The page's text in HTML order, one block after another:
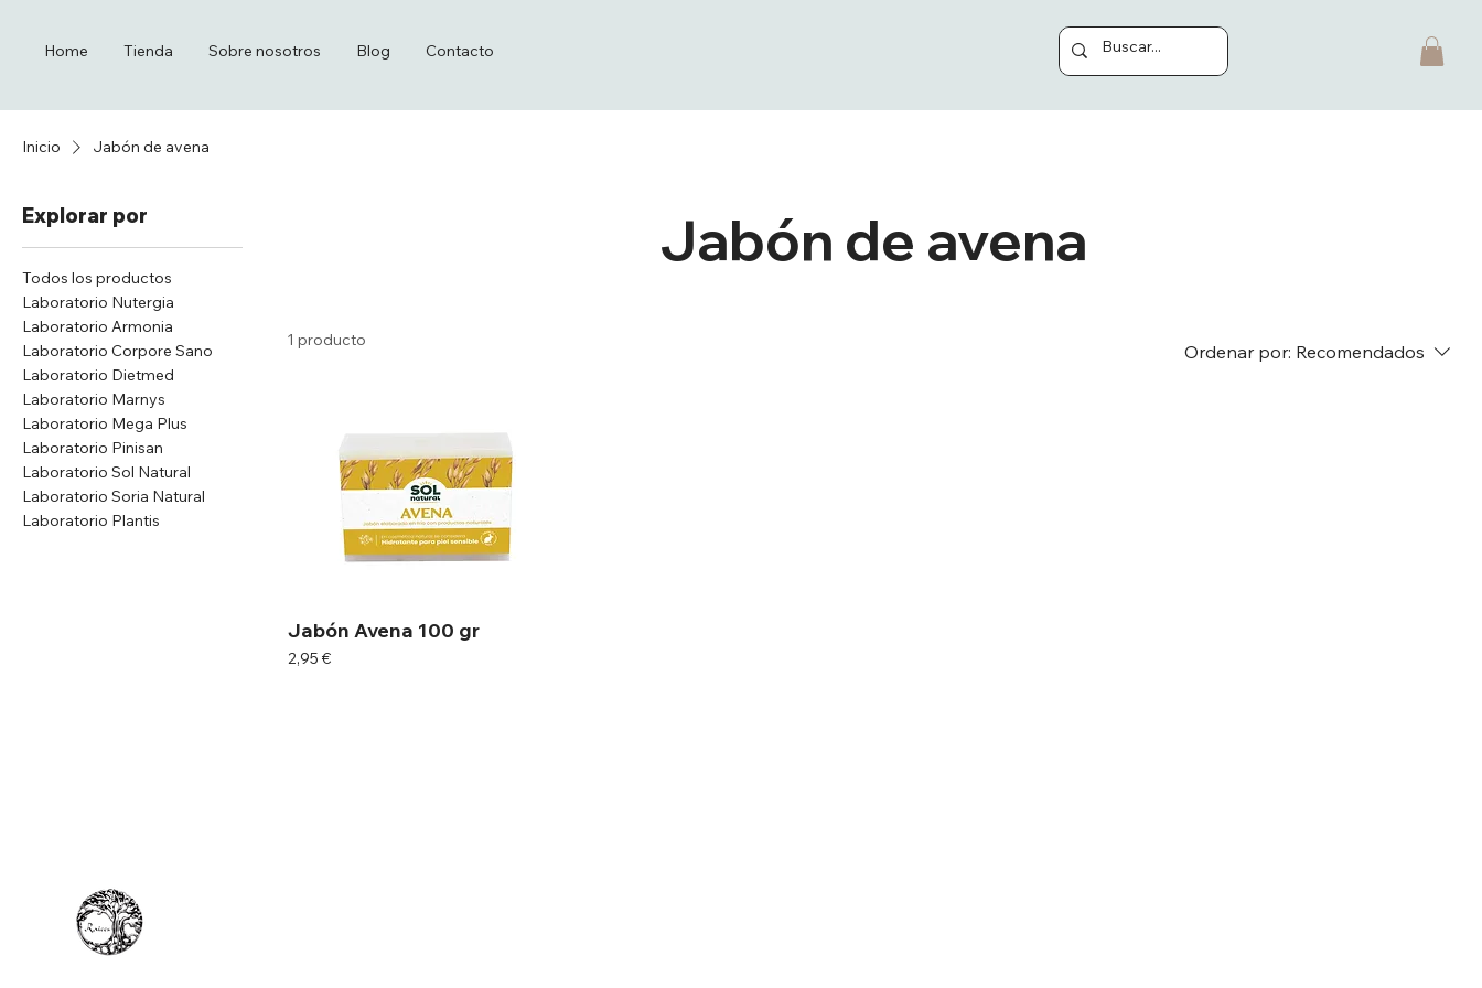
Home Tienda Sobre nosotros Blog Contacto
Inicio Jabón de avena
Explorar por
Todos los productos
Laboratorio Nutergia
Laboratorio Armonia
Laboratorio Corpore Sano
Laboratorio Dietmed
Laboratorio Marnys
Laboratorio Mega Plus
Laboratorio Pinisan
Laboratorio Sol Natural
Laboratorio Soria Natural
Laboratorio Plantis
Jabón de avena
1 producto
Ordenar por: Recomendados
Jabón Avena 100 gr
Precio
2,95 €